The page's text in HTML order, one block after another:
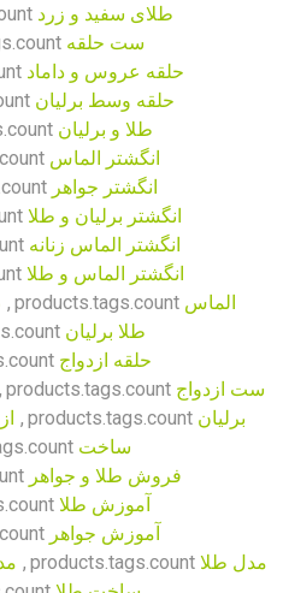
طلای سفید و زرد
ست حلقه
حلقه عروس و داماد
حلقه وسط برلیان
طلا و برلیان
انگشتر الماس
انگشتر جواهر
انگشتر برلیان و طلا
انگشتر الماس زنانه
انگشتر الماس و طلا
الماس products.tags.count
,
طلا برلیان
حلقه ازدواج
ست ازدواج products.tags.count
,
برلیان products.tags.count
,
ساخت
فروش طلا و جواهر
آموزش طلا
آموزش جواهر
مدل طلا products.tags.count
,